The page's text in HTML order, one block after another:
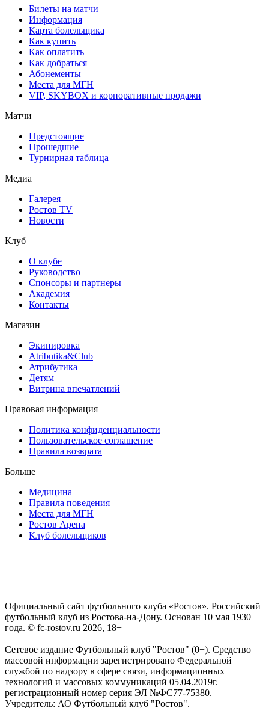
Билеты на матчи
Информация
Карта болельщика
Как купить
Как оплатить
Как добраться
Абонементы
Места для МГН
VIP, SKYBOX и корпоративные продажи
Матчи
Предстоящие
Прошедшие
Турнирная таблица
Медиа
Галерея
Ростов TV
Новости
Клуб
О клубе
Руководство
Спонсоры и партнеры
Академия
Контакты
Магазин
Экипировка
Atributika&Club
Атрибутика
Детям
Витрина впечатлений
Правовая информация
Политика конфиденциальности
Пользовательское соглашение
Правила возврата
Больше
Медицина
Правила поведения
Места для МГН
Ростов Арена
Клуб болельщиков
Официальный сайт футбольного клуба «Ростов». Российский
футбольный клуб из Ростова-на-Дону. Основан 10 мая 1930
года. © fc-rostov.ru 2026, 18+
Сетевое издание Футбольный клуб "Ростов" (0+). Средство
массовой информации зарегистрировано Федеральной
службой по надзору в сфере связи, информационных
технологий и массовых коммуникаций 05.04.2019г.
регистрационный номер серия ЭЛ №ФС77-75380.
Учредитель: АО Футбольный клуб "Ростов".